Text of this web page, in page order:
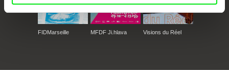
FIDMarseille MFDF Ji.hlava Visions du Réel